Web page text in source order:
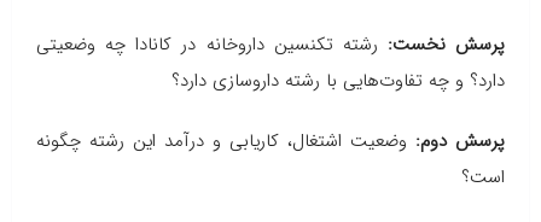
پرسش نخست: رشته تکنسین داروخانه در کانادا چه وضعیتی
دارد؟ و چه تفاوت‌هایی با رشته داروسازی دارد؟
پرسش دوم: وضعیت اشتغال، کاریابی و درآمد این رشته چگونه
است؟